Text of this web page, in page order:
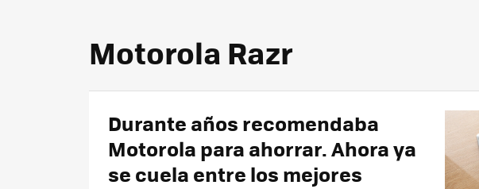
Motorola Razr
Durante años recomendaba
Motorola para ahorrar. Ahora ya
se cuela entre los mejores